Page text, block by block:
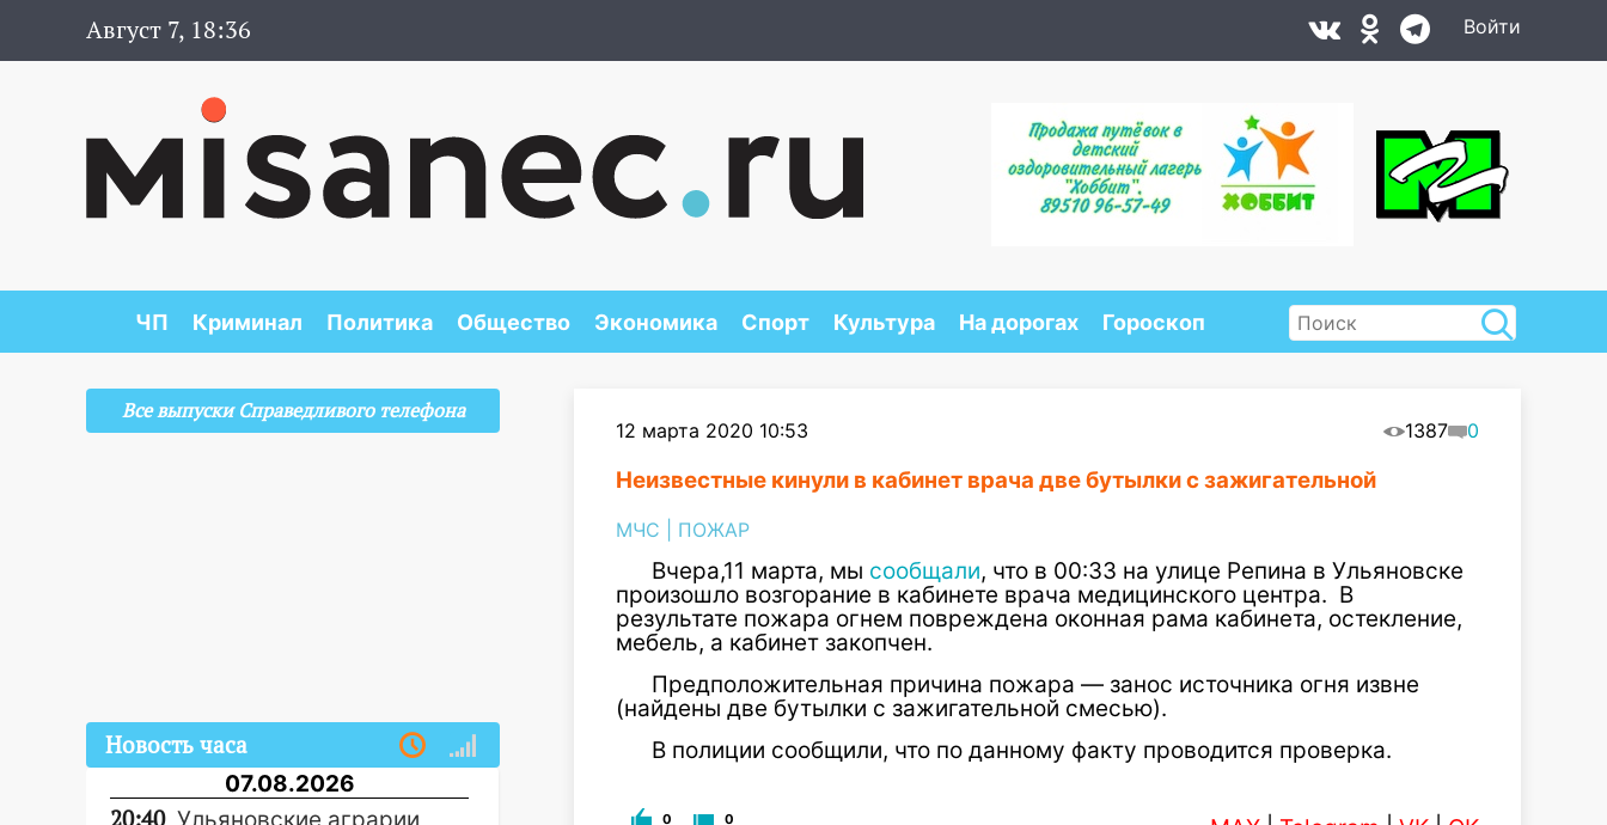
Август 7, 18:36 Войти
ЧП Криминал Политика Общество Экономика Спорт Культура На дорогах Гороскоп
12 марта 2020 10:53 1387 0
Неизвестные кинули в кабинет врача две бутылки с зажигательной
МЧС ПОЖАР
Вчера,11 марта, мы сообщали, что в 00:33 на улице Репина в Ульяновске
произошло возгорание в кабинете врача медицинского центра. В
результате пожара огнем повреждена оконная рама кабинета, остекление,
мебель, а кабинет закопчен.
Предположительная причина пожара — занос источника огня извне
(найдены две бутылки с зажигательной смесью).
В полиции сообщили, что по данному факту проводится проверка.
0 0
Все выпуски Справедливого телефона
Новость часа
07.08.2026